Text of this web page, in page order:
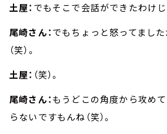
土屋： でもそこで会話ができたわけ
尾崎さん：でもちょっと怒ってました
（笑）。
土屋： （笑）。
尾崎さん：もうどこの角度から攻め
らないですもんね（笑）。